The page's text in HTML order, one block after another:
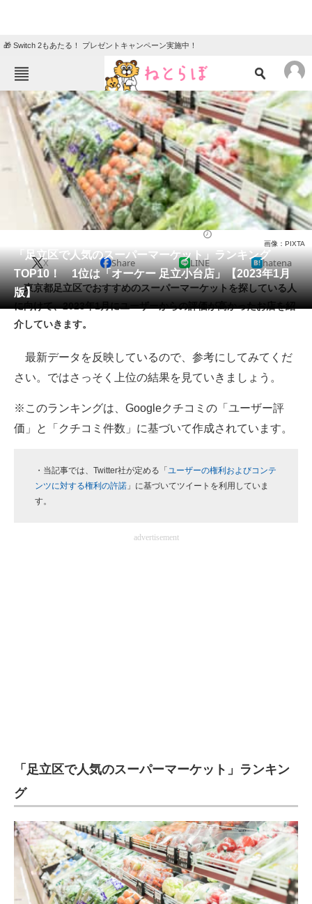
🎁 Switch 2もあたる！ プレゼントキャンペーン実施中！
ねとらぼメニュー
TOP ニュース
エンタメ クイズ
グルメ 地域
教育・育児
リサーチ
会員記事
メディア
注目記事を集めた総合ページ
スマホと通信の最新トレンド
進化するPCとデバイスの未来
好きが集まる 比べて選べる
AI活用のいまが分かる
エレクトロニクス専門サイト
エネルギーの専門メディア
建設×テクノロジーの最前線
ちょっと気になるネットの話題
「足立区で人気のスーパーマーケット」ランキング
TOP10！ 1位は「オーケー 足立小台店」【2023年1月
版】
画像：PIXTA
X Share LINE hatena
東京都足立区でおすすめのスーパーマーケットを探している人
に向けて、2023年1月にユーザーからの評価が高かったお店を紹
介していきます。
最新データを反映しているので、参考にしてみてくだ
さい。ではさっそく上位の結果を見ていきましょう。
※このランキングは、Googleクチコミの「ユーザー評
価」と「クチコミ件数」に基づいて作成されています。
・当記事では、Twitter社が定める「 ユーザーの権利およびコンテ
ンツに対する権利の許諾 」に基づいてツイートを利用していま
す。
advertisement
「足立区で人気のスーパーマーケット」ランキン
グ